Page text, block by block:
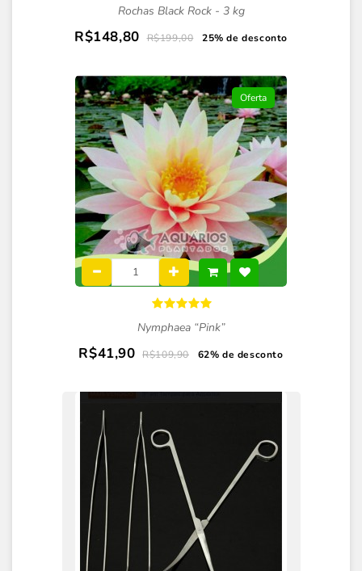
Rochas Black Rock - 3 kg
R$148,80 R$199,00 25% de desconto
Oferta
Nymphaea “Pink”
R$41,90 R$109,90 62% de desconto